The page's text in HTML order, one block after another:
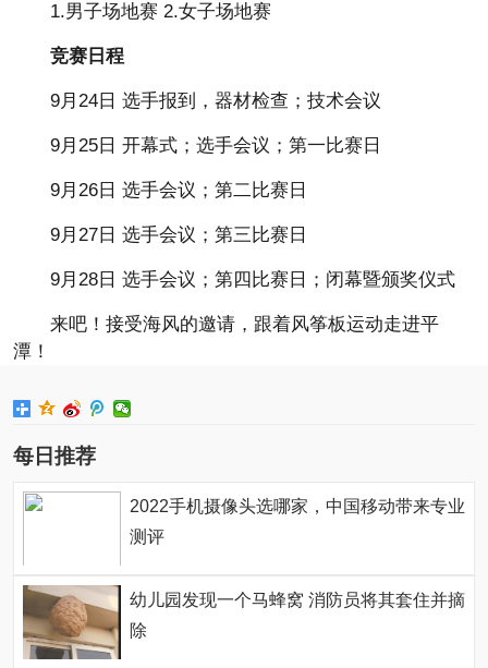
1.男子场地赛 2.女子场地赛
竞赛日程
9月24日 选手报到，器材检查；技术会议
9月25日 开幕式；选手会议；第一比赛日
9月26日 选手会议；第二比赛日
9月27日 选手会议；第三比赛日
9月28日 选手会议；第四比赛日；闭幕暨颁奖仪式
来吧！接受海风的邀请，跟着风筝板运动走进平
潭！
每日推荐
2022手机摄像头选哪家，中国移动带来专业
测评
幼儿园发现一个马蜂窝 消防员将其套住并摘
除